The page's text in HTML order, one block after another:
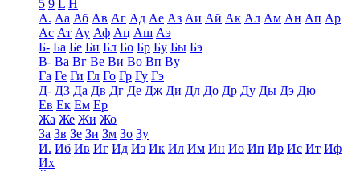
5 9 L H
А. Аа Аб Ав Аг Ад Ае Аз Аи Ай Ак Ал Ам Ан Ап Ар
Ас Ат Ау Аф Ац Аш Аэ
Б- Ба Бе Би Бл Бо Бр Бу Бы Бэ
В- Ва Вг Ве Ви Во Вп Ву
Га Ге Ги Гл Го Гр Гу Гэ
Д- Д3 Да Дв Дг Де Дж Ди Дл До Др Ду Ды Дэ Дю
Ев Ек Ем Ер
Жа Же Жи Жо
За Зв Зе Зи Зм Зо Зу
И. Иб Ив Иг Ид Из Ик Ил Им Ин Ио Ип Ир Ис Ит Иф
Их